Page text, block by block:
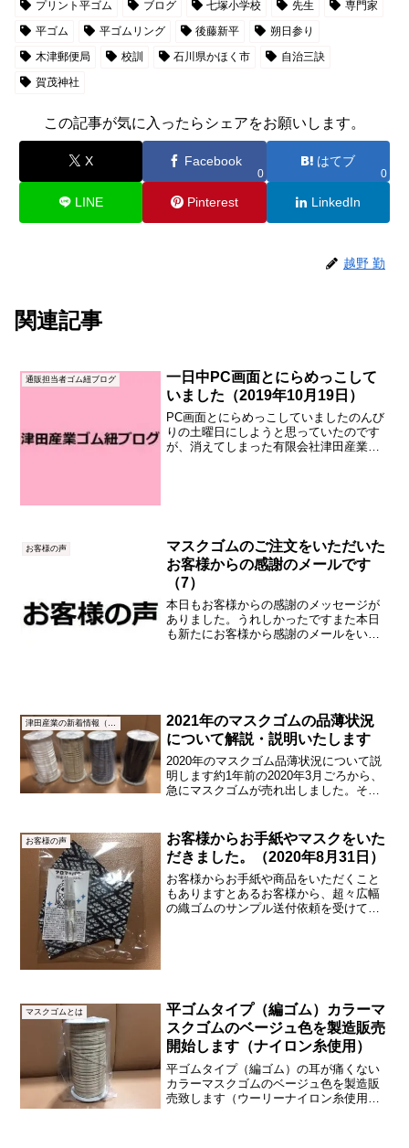
プリント平ゴム ブログ 七塚小学校 先生
専門家
平ゴム
平ゴムリング 後藤新平
朔日参り
木津郵便局
校訓 石川県かほく市
自治三訣
賀茂神社
この記事が気に入ったらシェアをお願いします。
X Facebook
0
はてブ
0
LINE Pinterest LinkedIn
越野 勤
関連記事
通販担当者ゴム紐ブログ
一日中PC画面とにらめっこして
いました（2019年10月19日）
PC画面とにらめっこしていましたのんび
りの土曜日にしようと思っていたのです
が、消えてしまった有限会社津田産業直
お客様の声
マスクゴムのご注文をいただいた
お客様からの感謝のメールです
（7）
本日もお客様からの感謝のメッセージが
ありました。うれしかったですまた本日
も新たにお客様から感謝のメールをいた
2021年のマスクゴムの品薄状況
について解説・説明いたします
2020年のマスクゴム品薄状況について説
明します約1年前の2020年3月ごろから、
急にマスクゴムが売れ出しました。それ
の仕入れ先（友人）からカラーマスクゴ
ムの納期...
お客様の声
お客様からお手紙やマスクをいた
だきました。（2020年8月31日）
お客様からお手紙や商品をいただくこと
もありますとあるお客様から、超々広幅
の織ゴムのサンプル送付依頼を受けて、
マスクゴムとは
平ゴムタイプ（編ゴム）カラーマ
スクゴムのベージュ色を製造販売
開始します（ナイロン糸使用）
平ゴムタイプ（編ゴム）の耳が痛くない
カラーマスクゴムのベージュ色を製造販
売致します（ウーリーナイロン糸使用）